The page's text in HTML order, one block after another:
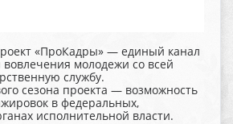
«ПроКадры» — единый канал
вовлечения молодежи со всей
службу.
сезона проекта — возможность
в федеральных,
исполнительной власти.